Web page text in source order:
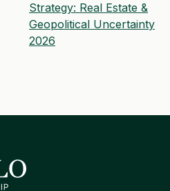
Strategy: Real Estate &
Geopolitical Uncertainty
2026